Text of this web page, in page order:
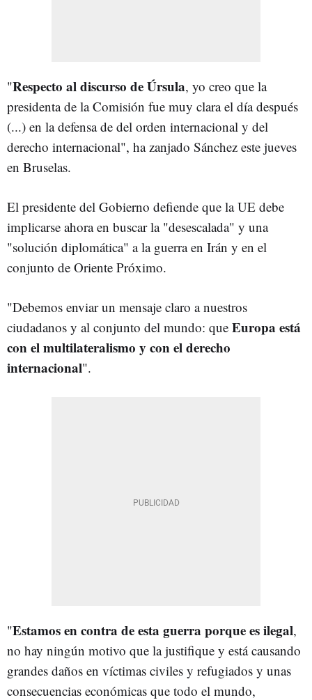
"Respecto al discurso de Úrsula, yo creo que la
presidenta de la Comisión fue muy clara el día después
(...) en la defensa de del orden internacional y del
derecho internacional", ha zanjado Sánchez este jueves
en Bruselas.
El presidente del Gobierno defiende que la UE debe
implicarse ahora en buscar la "desescalada" y una
"solución diplomática" a la guerra en Irán y en el
conjunto de Oriente Próximo.
"Debemos enviar un mensaje claro a nuestros
ciudadanos y al conjunto del mundo: que Europa está
con el multilateralismo y con el derecho
internacional".
"Estamos en contra de esta guerra porque es ilegal,
no hay ningún motivo que la justifique y está causando
grandes daños en víctimas civiles y refugiados y unas
consecuencias económicas que todo el mundo,